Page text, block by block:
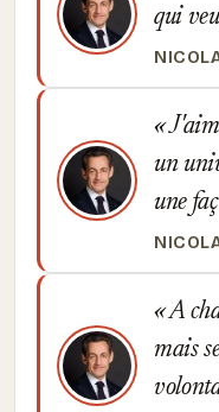
qui
un
une
A
mais